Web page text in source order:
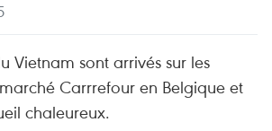
Vietnam sont arrivés sur les
Carrrefour en Belgique et
chaleureux.